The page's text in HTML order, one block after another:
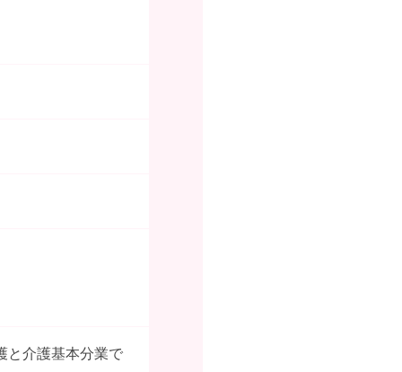
と介護基本分業で